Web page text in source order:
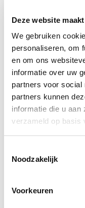
Deze website
We gebruiken
personaliseren, om
en om ons
informatie over uw
partners voor social
partners kunnen
informatie die u aan
verzameld op basis
Noodzakelijk
Voorkeuren
Simonis Biljartlakens
Sectie Pool
Cavero NK Pool 9-
kwalificaties ;NK
Strachan lakens is
volgende
Sectie Snooker
Aramith is hiermee
Sectie Carambole
Simonis Biljartlakens